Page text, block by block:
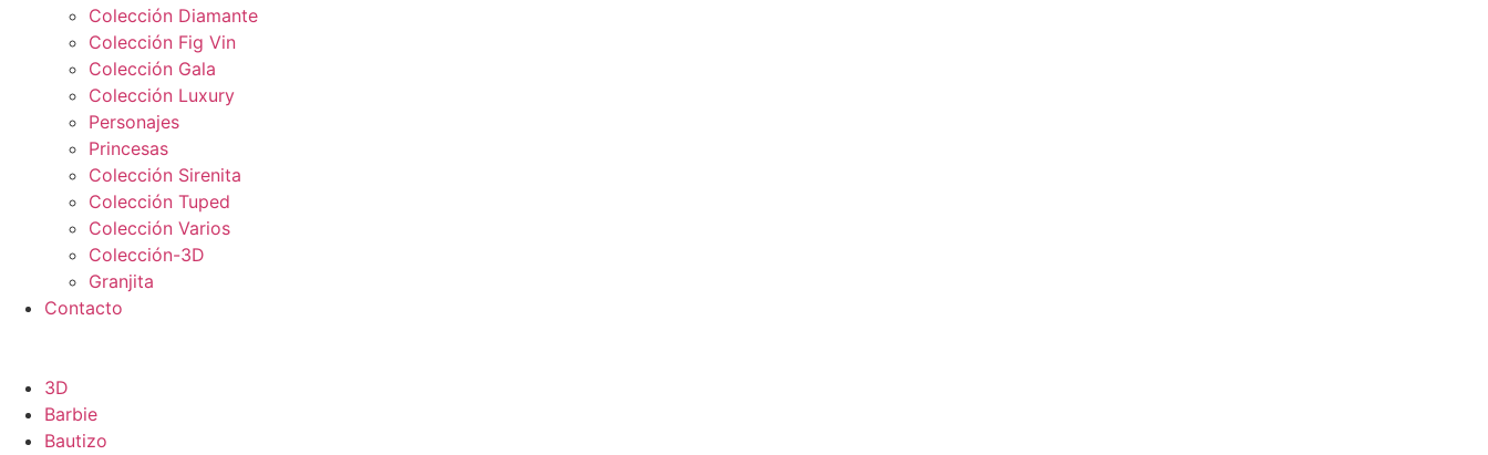
Colección Diamante
Colección Fig Vin
Colección Gala
Colección Luxury
Personajes
Princesas
Colección Sirenita
Colección Tuped
Colección Varios
Colección-3D
Granjita
Contacto
3D
Barbie
Bautizo